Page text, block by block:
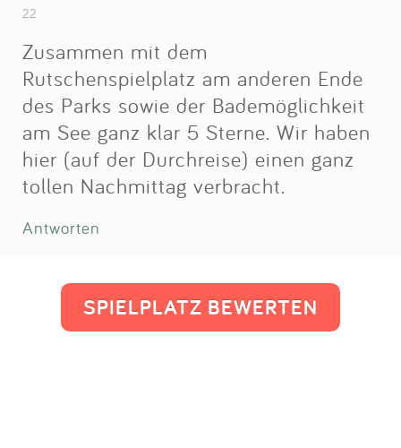
22
Zusammen mit dem
Rutschenspielplatz am anderen Ende
des Parks sowie der Bademöglichkeit
am See ganz klar 5 Sterne. Wir haben
hier (auf der Durchreise) einen ganz
tollen Nachmittag verbracht.
Antworten
SPIELPLATZ BEWERTEN